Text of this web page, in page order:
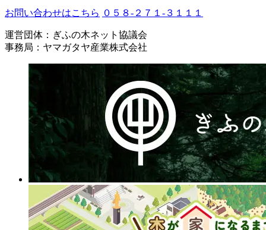
お問い合わせはこちら ０５８-２７１-３１１１
運営団体：ぎふの木ネット協議会
事務局：ヤマガタヤ産業株式会社